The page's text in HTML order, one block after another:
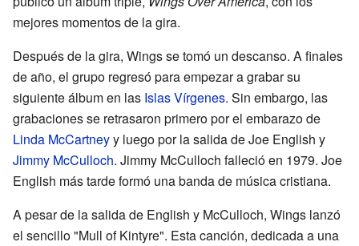
mejores momentos de la gira.
Después de la gira, Wings se tomó un descanso. A finales
de año, el grupo regresó para empezar a grabar su
siguiente álbum en las Islas Vírgenes. Sin embargo, las
grabaciones se retrasaron primero por el embarazo de
Linda McCartneyy luego por la salida de Joe English y
Jimmy McCulloch. Jimmy McCulloch falleció en 1979. Joe
English más tarde formó una banda de música cristiana.
A pesar de la salida de English y McCulloch, Wings lanzó
el sencillo "Mull of Kintyre". Esta canción, dedicada a una